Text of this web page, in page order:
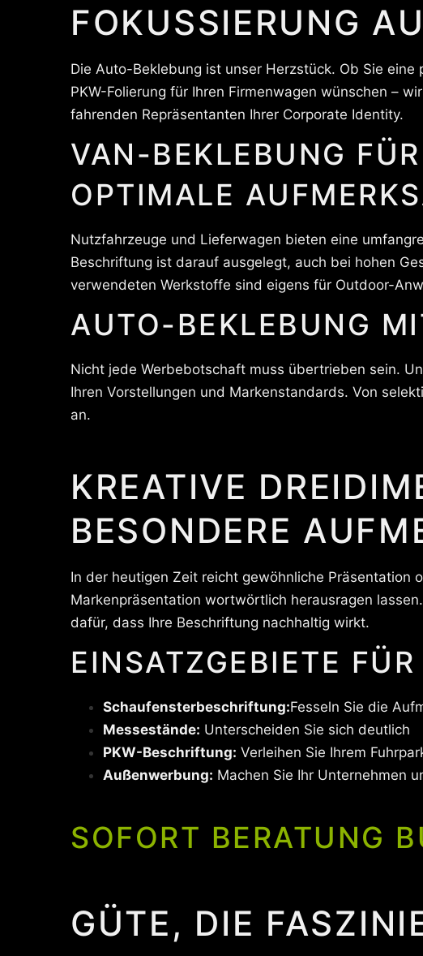
FOKUSSIERUNG
Die Auto-Beklebung ist unser Herzstück. Ob Sie
PKW-Folierung für Ihren Firmenwagen wünschen –
fahrenden Repräsentanten Ihrer Corporate Identity.
VAN-BEKLEBUNG FÜR
OPTIMALE
Nutzfahrzeuge und Lieferwagen bieten eine
Beschriftung ist darauf ausgelegt, auch bei hohen
verwendeten Werkstoffe sind eigens für Outdoor-
AUTO-BEKLEBUNG
Nicht jede Werbebotschaft muss übertrieben sein.
Ihren Vorstellungen und Markenstandards. Von
an.
KREATIVE
BESONDERE
In der heutigen Zeit reicht gewöhnliche Präsentation
Markenpräsentation wortwörtlich herausragen
dafür, dass Ihre Beschriftung nachhaltig wirkt.
EINSATZGEBIETE
Schaufensterbeschriftung:Fesseln Sie die
Messestände: Unterscheiden Sie sich deutlich
PKW-Beschriftung: Verleihen Sie Ihrem
Außenwerbung: Machen Sie Ihr Unternehmen
SOFORT BERATUNG
GÜTE, DIE